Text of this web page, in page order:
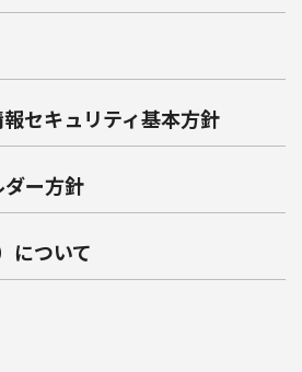
セキュリティ基本方針
ー方針
について